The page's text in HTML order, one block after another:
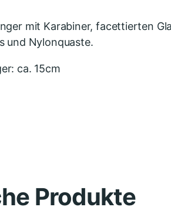
mit Karabiner, facettierten
und Nylonquaste.
ca. 15cm
Produkte